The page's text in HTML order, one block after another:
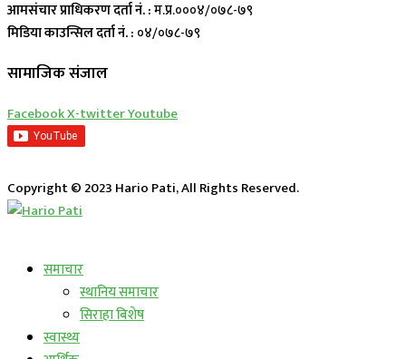
आमसंचार प्राधिकरण दर्ता नं. :म.प्र.०००४/०७८-७९
मिडिया काउन्सिल दर्ता नं. : ०४/०७८-७९
सामाजिक संजाल
FacebookX-twitterYoutube
Copyright © 2023 Hario Pati, All Rights Reserved.
समाचार
स्थानिय समाचार
सिराहा बिशेष
स्वास्थ्य